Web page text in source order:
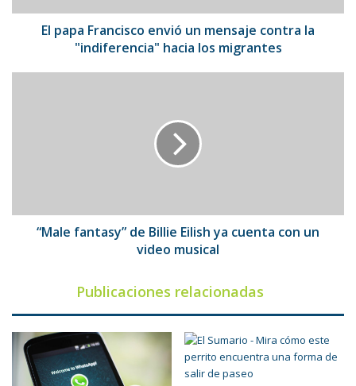
"indiferencia"
El papa Francisco envió un mensaje contra la
"indiferencia" hacia los migrantes
un
video“Male fantasy” de Billie Eilish ya cuenta con un
video musical
Publicaciones relacionadas